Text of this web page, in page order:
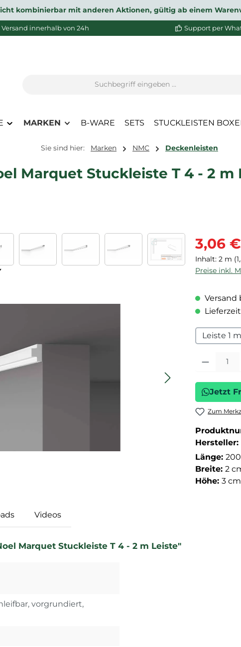
Nicht kombinierbar mit anderen Aktionen, gültig ab einem
Versand innerhalb von 24h Support per
MARKEN B-WARE SETS STUCKLEISTEN
Sie sind hier: Marken NMC Deckenleisten
Marquet Stuckleiste T 4 - 2 m
3,06 €
Inhalt: 2 m
Preise inkl.
Versand
Leiste 1 m
Produkt
Jetzt
Zum
Hersteller:
Länge:
Breite: 2
Höhe: 3 cm
Videos
Marquet Stuckleiste T 4 - 2 m Leiste"
vorgrundiert,